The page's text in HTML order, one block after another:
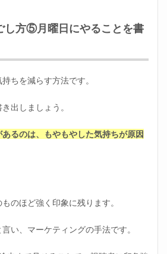
し方⑤月曜日にやることを書
ちを減らす方法です。
出しましょう。
るのは、もやもやした気持ちが原因
のほど強く印象に残ります。
い、マーケティングの手法です。